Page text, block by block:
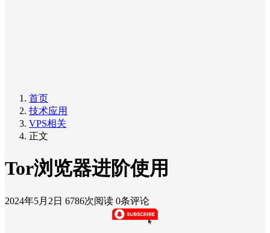
首页
技术应用
VPS相关
正文
Tor浏览器进阶使用
2024年5月2日 6786次阅读 0条评论